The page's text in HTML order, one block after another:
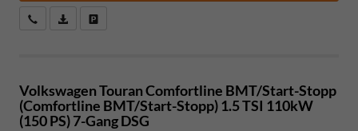
Kostenloser Rückruf-Service
PDF-Datei, Fahrzeugexposé drucken
Volkswagen TouranComfortline BMT/Start-Stopp
(Comfortline BMT/Start-Stopp) 1.5 TSI 110kW
(150 PS) 7-Gang DSG